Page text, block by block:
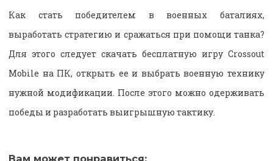
Как стать победителем в военных баталиях,
выработать стратегию и сражаться при помощи танка?
Для этого следует скачать бесплатную игру Crossout
Mobile на ПК, открыть ее и выбрать военную технику
нужной модификации. После этого можно одерживать
победы и разработать выигрышную тактику.